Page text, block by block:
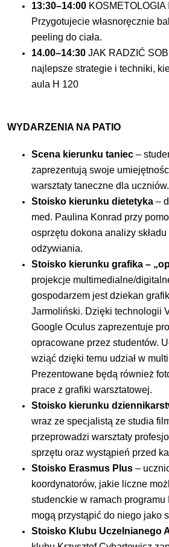
13:30–14:00
Przygotujecie własnoręcznie
peeling do ciała.
14.00–14:30 JAK RADZIĆ
najlepsze strategie i techniki,
aula H 120
WYDARZENIA NA PATIO
Scena kierunku taniec –
zaprezentują swoje
warsztaty taneczne dla uczniów.
Stoisko kierunku dietetyka –
med. Paulina Konrad przy
osprzętu dokona analizy składu
odżywiania.
Stoisko kierunku grafika –
projekcje multimedialne/
gospodarzem jest dziekan
Jarmoliński. Dzięki technologii
Google Oculus zaprezentuje
opracowane przez studentów.
wziąć dzięki temu udział w
Prezentowane będą również
prace z grafiki warsztatowej.
Stoisko kierunku
wraz ze specjalistą ze studia
przeprowadzi warsztaty
sprzętu oraz wystąpień przed
Stoisko Erasmus Plus–
koordynatorów, jakie liczne
studenckie w ramach programu
mogą przystąpić do niego jako
Stoisko Klubu Uczelnianego